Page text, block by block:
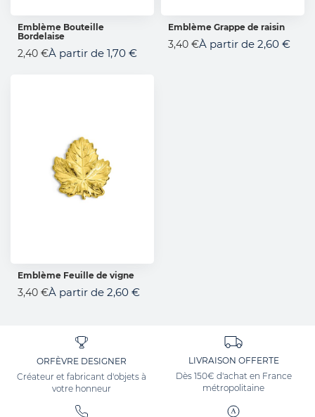
AJOUTER AU PANIER
Emblème Bouteille
Bordelaise
2,40 €À partir de 1,70 €
AJOUTER AU PANIER
Emblème Grappe de raisin
3,40 €À partir de 2,60 €
AJOUTER AU PANIER
Emblème Feuille de vigne
3,40 €À partir de 2,60 €
ORFÈVRE DESIGNER
Créateur et fabricant d'objets à
votre honneur
LIVRAISON OFFERTE
Dès 150€ d'achat en France
métropolitaine